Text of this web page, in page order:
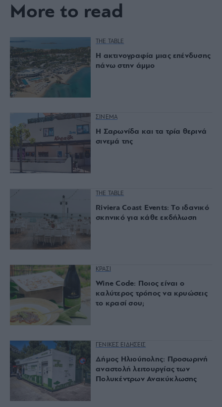
More to read
THE TABLE
Η ακτινογραφία μιας επένδυσης
πάνω στην άμμο
ΣΙΝΕΜΑ
Η Σαρωνίδα και τα τρία θερινά
σινεμά της
THE TABLE
Riviera Coast Events: Το ιδανικό
σκηνικό για κάθε εκδήλωση
ΚΡΑΣΙ
Wine Code: Ποιος είναι ο
καλύτερος τρόπος να κρυώσεις
το κρασί σου;
ΓΕΝΙΚΕΣ ΕΙΔΗΣΕΙΣ
Δήμος Ηλιούπολης: Προσωρινή
αναστολή λειτουργίας των
Πολυκέντρων Ανακύκλωσης